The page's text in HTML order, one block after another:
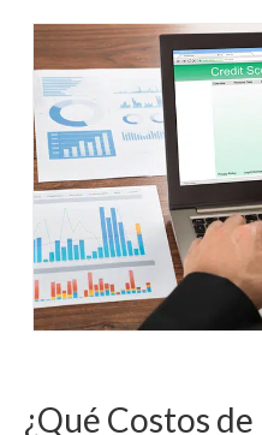
¿Qué Costos de